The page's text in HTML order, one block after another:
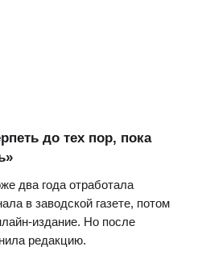
до тех пор, пока
два года отработала
в заводской газете, потом
издание. Но после
редакцию.